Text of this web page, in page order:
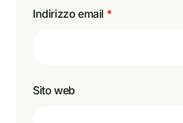
Indirizzo email *
Sito web